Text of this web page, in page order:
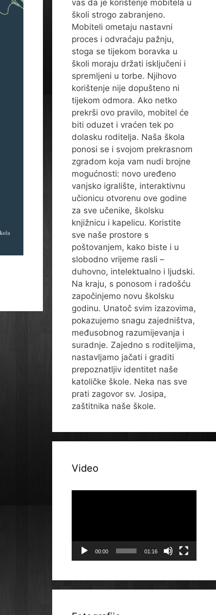
vas da je korištenje mobitela u
školi strogo zabranjeno.
Mobiteli ometaju nastavni
proces i odvraćaju pažnju,
stoga se tijekom boravka u
školi moraju držati isključeni i
spremljeni u torbe. Njihovo
korištenje nije dopušteno ni
tijekom odmora. Ako netko
prekrši ovo pravilo, mobitel će
biti oduzet i vraćen tek po
dolasku roditelja. Naša škola
ponosi se i svojom prekrasnom
zgradom koja vam nudi brojne
mogućnosti: novo uređeno
vanjsko igralište, interaktivnu
učionicu otvorenu ove godine
za sve učenike, školsku
knjižnicu i kapelicu. Koristite
sve naše prostore s
poštovanjem, kako biste i u
slobodno vrijeme rasli –
duhovno, intelektualno i ljudski.
Na kraju, s ponosom i radošću
započinjemo novu školsku
godinu. Unatoč svim izazovima,
pokazujemo snagu zajedništva,
međusobnog razumijevanja i
suradnje. Zajedno s roditeljima,
nastavljamo jačati i graditi
prepoznatljiv identitet naše
katoličke škole. Neka nas sve
prati zagovor sv. Josipa,
zaštitnika naše škole.
Video
00:00 01:16